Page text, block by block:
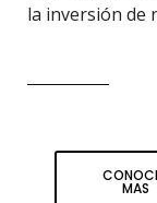
la inversión de
MAS